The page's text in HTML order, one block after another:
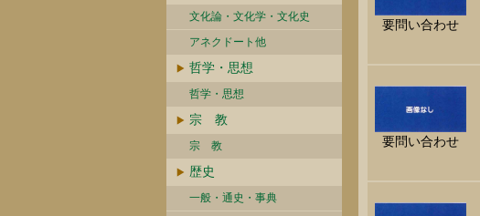
文化論・文化学・文化史
アネクドート他
哲学・思想
哲学・思想
宗 教
宗 教
歴史
一般・通史・事典
要問い合わせ
要問い合わせ